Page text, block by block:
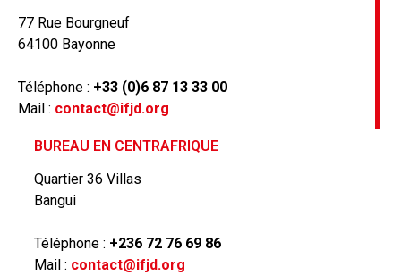
77 Rue Bourgneuf
64100 Bayonne
Téléphone : +33 (0)6 87 13 33 00
Mail : contact@ifjd.org
BUREAU EN CENTRAFRIQUE
Quartier 36 Villas
Bangui
Téléphone : +236 72 76 69 86
Mail : contact@ifjd.org